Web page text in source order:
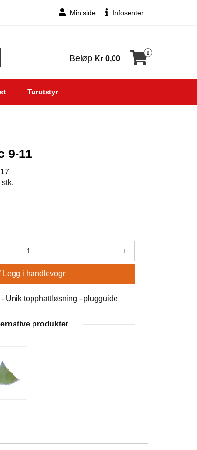
Min side Infosenter
Beløp Kr 0,00
0
Turutstyr
9-11
stk.
+
Legg i handlevogn
Unik topphattløsning - plugguide
produkter